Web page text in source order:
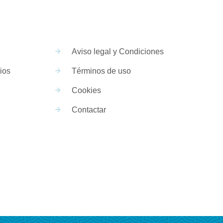
Aviso legal y Condiciones
Términos de uso
Cookies
Contactar